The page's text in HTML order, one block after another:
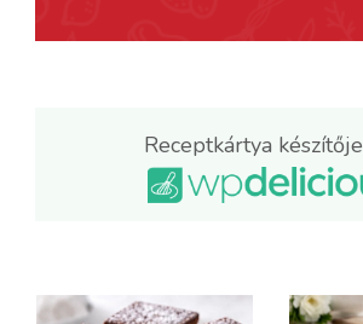
Receptkártya készítője